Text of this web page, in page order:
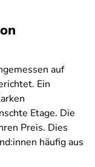
auf
Ein
Etage. Die
Preis. Dies
häufig aus